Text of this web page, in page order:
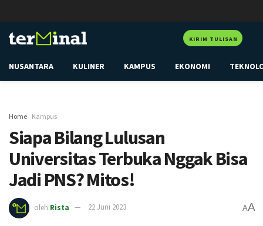
KIRIM TULISAN
NUSANTARA KULINER KAMPUS EKONOMI
Home Kampus
Siapa Bilang Lulusan
Universitas Terbuka Nggak Bisa
Jadi PNS? Mitos!
oleh Rista 22 Juni 2023 AA